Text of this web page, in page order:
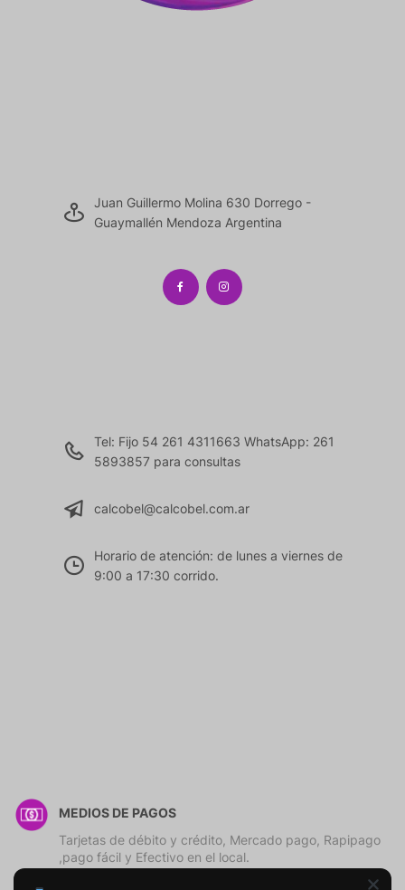
Juan Guillermo Molina 630 Dorrego -
Guaymallén Mendoza Argentina
Tel: Fijo 54 261 4311663 WhatsApp: 261
5893857 para consultas
calcobel@calcobel.com.ar
Horario de atención: de lunes a viernes de
9:00 a 17:30 corrido.
MEDIOS DE PAGOS
Tarjetas de débito y crédito, Mercado pago, Rapipago
,pago fácil y Efectivo en el local.